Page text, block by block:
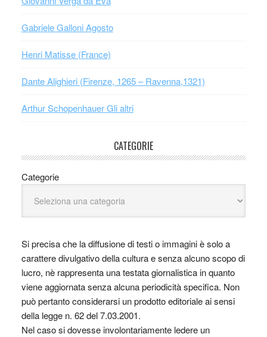
Gabriele Galloni Agosto
Henri Matisse (France)
Dante Alighieri (Firenze, 1265 – Ravenna,1321)
Arthur Schopenhauer Gli altri
CATEGORIE
Categorie
Si precisa che la diffusione di testi o immagini è solo a
carattere divulgativo della cultura e senza alcuno scopo di
lucro, nè rappresenta una testata giornalistica in quanto
viene aggiornata senza alcuna periodicità specifica. Non
può pertanto considerarsi un prodotto editoriale ai sensi
della legge n. 62 del 7.03.2001.
Nel caso si dovesse involontariamente ledere un